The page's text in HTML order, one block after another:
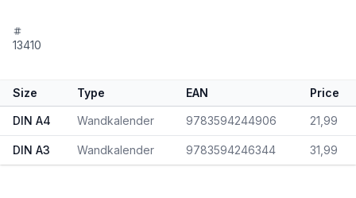
13410
Size Type EAN Price
DIN A4 Wandkalender 9783594244906 21,99
DIN A3 Wandkalender 9783594246344 31,99